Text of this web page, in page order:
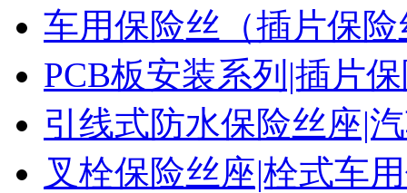
车用保险丝（插片保
PCB板安装系列|插片
引线式防水保险丝座|
叉栓保险丝座|栓式车